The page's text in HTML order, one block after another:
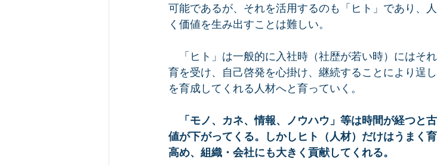
可能であるが、それを活用するのも「ヒト」であり、
く価値を生み出すことは難しい。
「ヒト」は一般的に入社時（社歴が若い時）にはそ
育を受け、自己啓発を心掛け、継続することにより逞
を育成してくれる人材へと育っていく。
「モノ、カネ、情報、ノウハウ」等は時間が経つと
値が下がってくる。しかしヒト（人材）だけはうまく
高め、組織・会社にも大きく貢献してくれる。